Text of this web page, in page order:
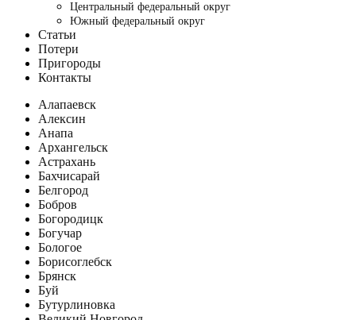
Центральный федеральный округ
Южный федеральный округ
Статьи
Потери
Пригороды
Контакты
Алапаевск
Алексин
Анапа
Архангельск
Астрахань
Бахчисарай
Белгород
Бобров
Богородицк
Богучар
Бологое
Борисоглебск
Брянск
Буй
Бутурлиновка